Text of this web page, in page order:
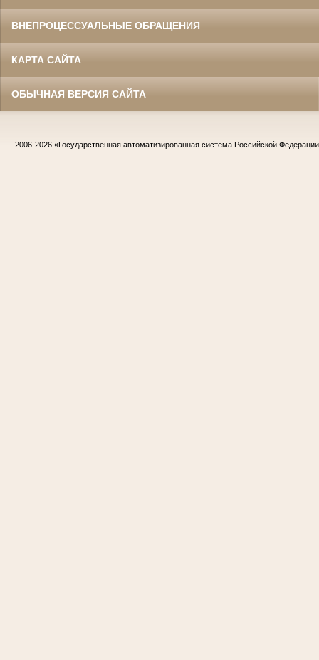
ВНЕПРОЦЕССУАЛЬНЫЕ ОБРАЩЕНИЯ
КАРТА САЙТА
ОБЫЧНАЯ ВЕРСИЯ САЙТА
2006-2026 «Государственная автоматизированная система Российской